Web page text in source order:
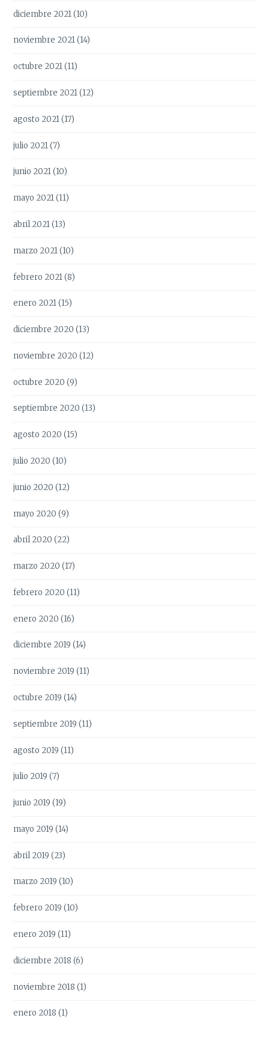
diciembre 2021(10)
noviembre 2021(14)
octubre 2021(11)
septiembre 2021(12)
agosto 2021(17)
julio 2021(7)
junio 2021(10)
mayo 2021(11)
abril 2021(13)
marzo 2021(10)
febrero 2021(8)
enero 2021(15)
diciembre 2020 (13)
noviembre 2020 (12)
octubre 2020 (9)
septiembre 2020 (13)
agosto 2020 (15)
julio 2020 (10)
junio 2020 (12)
mayo 2020 (9)
abril 2020 (22)
marzo 2020 (17)
febrero 2020 (11)
enero 2020 (16)
diciembre 2019 (14)
noviembre 2019 (11)
octubre 2019 (14)
septiembre 2019 (11)
agosto 2019 (11)
julio 2019 (7)
junio 2019 (19)
mayo 2019 (14)
abril 2019 (23)
marzo 2019 (10)
febrero 2019 (10)
enero 2019 (11)
diciembre 2018 (6)
noviembre 2018 (1)
enero 2018 (1)